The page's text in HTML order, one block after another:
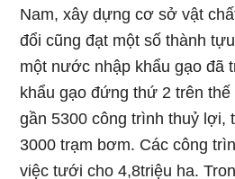
Nam, xây dựng cơ sở vật
đổi cũng đạt một số thành
một nước nhập khẩu gạo đã
khẩu gạo đứng thứ 2 trên
gần 5300 công trình thuỷ lợi,
3000 trạm bơm. Các công
việc tưới cho 4,8triệu ha.